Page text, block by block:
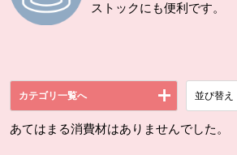
ストックにも便利です。
カテゴリ一覧へ 並び替え
あてはまる消費材はありませんでした。